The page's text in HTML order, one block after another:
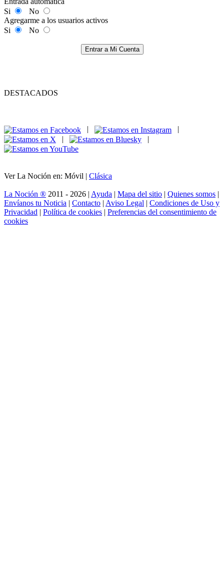
Si
No
Agregarme a los usuarios activos
Si
No
Entrar a Mi Cuenta
DESTACADOS
|
|
|
|
Ver La Noción en: Móvil | Clásica
La Noción ® 2011 - 2026 | Ayuda | Mapa del sitio | Quienes somos |
Envíanos tu Noticia | Contacto | Aviso Legal | Condiciones de Uso y
Privacidad | Política de cookies | Preferencias del consentimiento de
cookies